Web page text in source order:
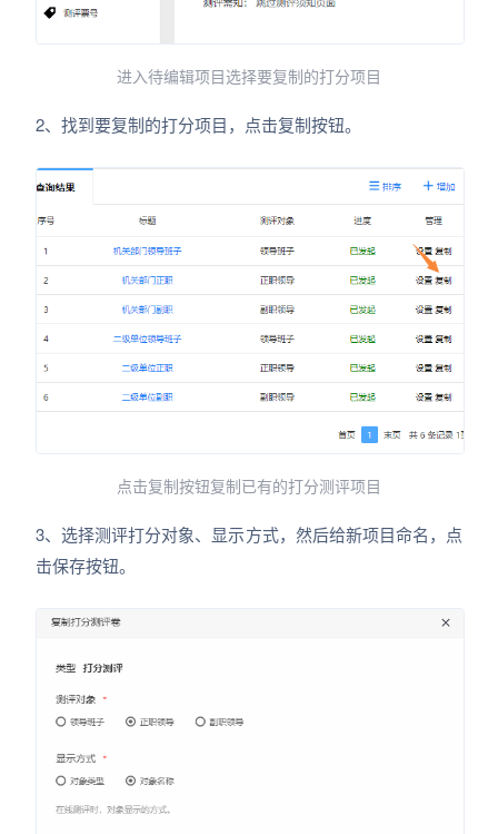
进入待编辑项目选择要复制的打分项目
2、找到要复制的打分项目，点击复制按钮。
点击复制按钮复制已有的打分测评项目
3、选择测评打分对象、显示方式，然后给新项目命名，点
击保存按钮。